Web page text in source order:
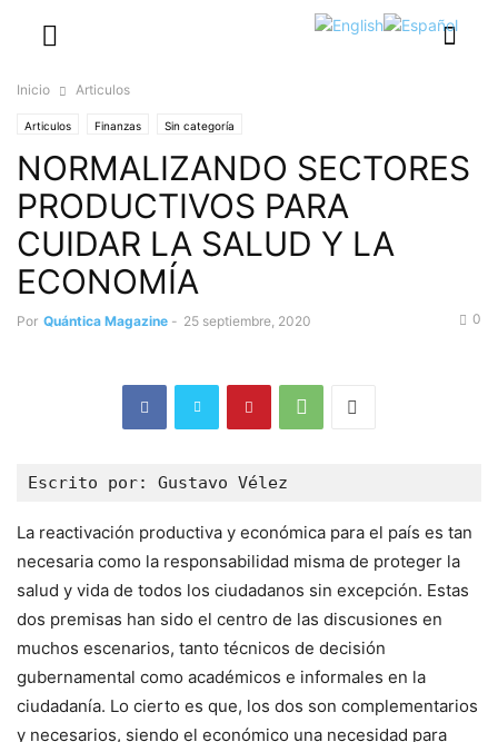
Inicio Articulos
Articulos Finanzas Sin categoría
NORMALIZANDO SECTORES
PRODUCTIVOS PARA
CUIDAR LA SALUD Y LA
ECONOMÍA
Por Quántica Magazine - 25 septiembre, 2020 0
Escrito por: Gustavo Vélez
La reactivación productiva y económica para el país es tan
necesaria como la responsabilidad misma de proteger la
salud y vida de todos los ciudadanos sin excepción. Estas
dos premisas han sido el centro de las discusiones en
muchos escenarios, tanto técnicos de decisión
gubernamental como académicos e informales en la
ciudadanía. Lo cierto es que, los dos son complementarios
y necesarios, siendo el económico una necesidad para